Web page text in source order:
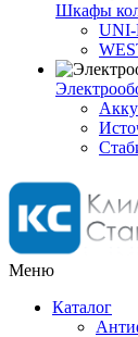
Шкафы
Меню
Каталог